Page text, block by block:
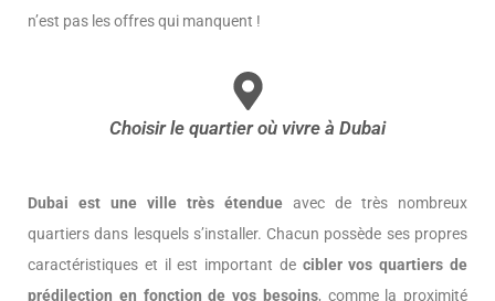
n’est pas les offres qui manquent !
Choisir le quartier où vivre à Dubai
Dubai est une ville très étendue avec de très nombreux
quartiers dans lesquels s’installer. Chacun possède ses propres
caractéristiques et il est important de cibler vos quartiers de
prédilection en fonction de vos besoins, comme la proximité